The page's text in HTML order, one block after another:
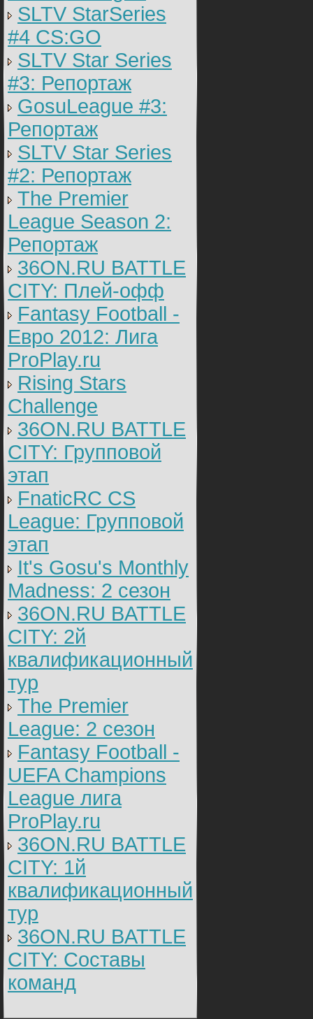
SLTV StarSeries
#4 CS:GO
SLTV Star Series
#3: Репортаж
GosuLeague #3:
Репортаж
SLTV Star Series
#2: Репортаж
The Premier
League Season 2:
Репортаж
36ON.RU BATTLE
CITY: Плей-офф
Fantasy Football -
Евро 2012: Лига
ProPlay.ru
Rising Stars
Challenge
36ON.RU BATTLE
CITY: Групповой
этап
FnaticRC CS
League: Групповой
этап
It's Gosu's Monthly
Madness: 2 сезон
36ON.RU BATTLE
CITY: 2й
квалификационный
тур
The Premier
League: 2 cезон
Fantasy Football -
UEFA Champions
League лига
ProPlay.ru
36ON.RU BATTLE
CITY: 1й
квалификационный
тур
36ON.RU BATTLE
CITY: Составы
команд